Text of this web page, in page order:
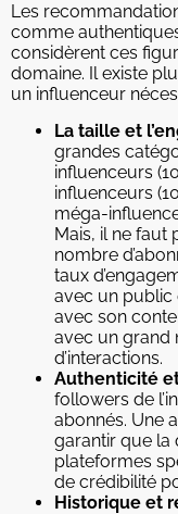
Les
comme
considèrent ces
domaine. Il existe
un influenceur
La taille et
grandes
influenceurs
influenceurs
méga-
Mais, il ne faut
nombre
taux
avec un public
avec son
avec un grand
d’interactions.
Authenticité
followers de
abonnés. Une
garantir que la
plateformes
de crédibilité
Historique et